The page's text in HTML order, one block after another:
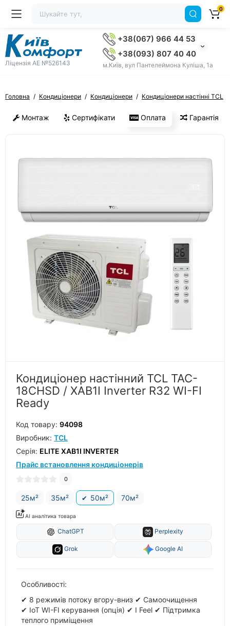
Ліцензія AE №526143
+38(067) 966 44 53
+38(093) 807 40 40
м.Київ, вул Пантелеймона Куліша, 1а
0
Головна Кондиціонери Кондиціонери Кондиціонери настінні TCL
Монтаж Сертифікати Оплата Гарантія
Кондиціонер настінний TCL TAC-
18CHSD / XAB1I Inverter R32 WI-FI
Ready
Код товару: 94098
Виробник: TCL
Серiя: ELITE XAB1I INVERTER
Прайс встановлення кондиціонерів
0
25м² 35м² 50м² 70м²
AI аналітика товара
ChatGPT Perplexity
Grok Google AI
Особливості:
✔ 8 режимів потоку вгору-вниз ✔ Самоочищення
✔ IoT WI-FI керування (опція) ✔ I Feel ✔ Підтримка
теплого приміщення